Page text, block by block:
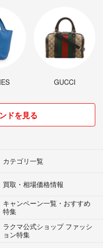
GUCCI
ドを見る
カテゴリ一覧
買取・相場価格情報
キャンペーン一覧・おすすめ
特集
ラクマ公式ショップ ファッシ
ョン特集